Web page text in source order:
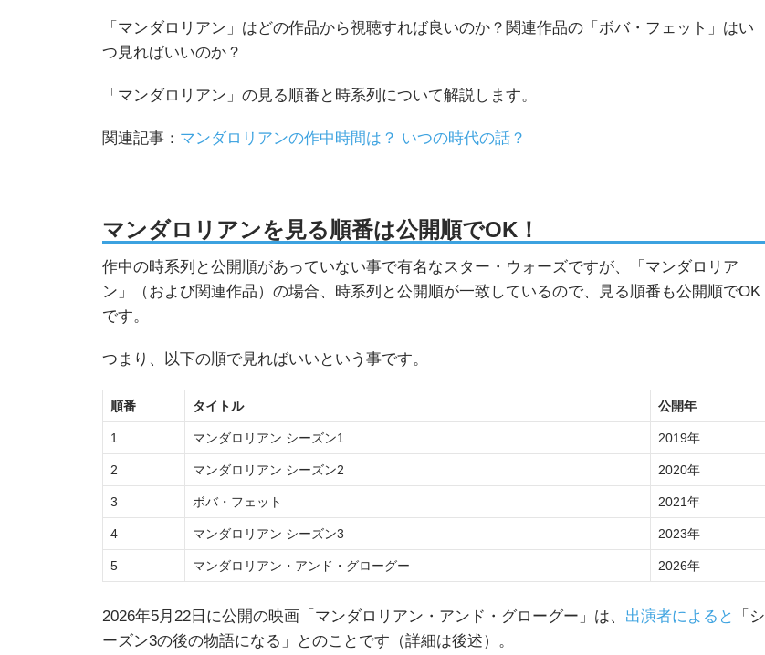
「マンダロリアン」はどの作品から視聴すれば良いのか？関連作品の「ボバ・フェット」はい
つ見ればいいのか？
「マンダロリアン」の見る順番と時系列について解説します。
関連記事： マンダロリアンの作中時間は？ いつの時代の話？
マンダロリアンを見る順番は公開順でOK！
作中の時系列と公開順があっていない事で有名なスター・ウォーズですが、「マンダロリア
ン」（および関連作品）の場合、時系列と公開順が一致しているので、見る順番も公開順でOK
です。
つまり、以下の順で見ればいいという事です。
順番 タイトル 公開年
1 マンダロリアン シーズン1 2019年
2 マンダロリアン シーズン2 2020年
3 ボバ・フェット 2021年
4 マンダロリアン シーズン3 2023年
5 マンダロリアン・アンド・グローグー 2026年
2026年5月22日に公開の映画「マンダロリアン・アンド・グローグー」は、 出演者によると
「シ
ーズン3の後の物語になる」とのことです（詳細は後述）。